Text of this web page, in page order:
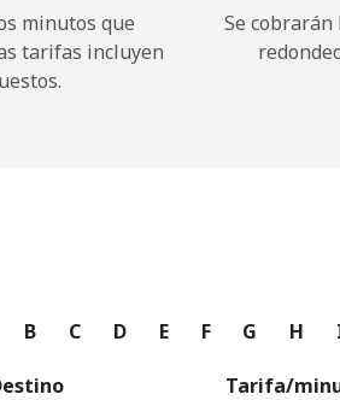
minutos que
tarifas incluyen
Se cobrarán
B C D E F G H
Tarifa/